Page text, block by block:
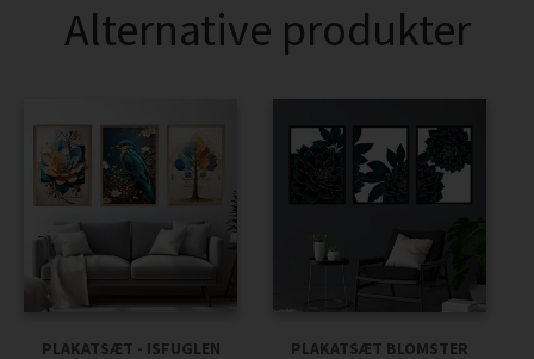
Alternative produkter
PLAKATSÆT - ISFUGLEN
PLAKATSÆT BLOMSTER